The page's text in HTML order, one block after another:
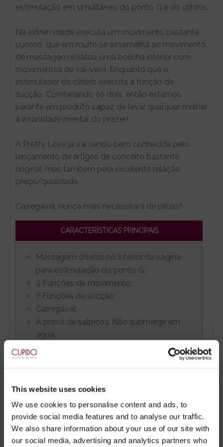
This website uses cookies
We use cookies to personalise content and ads, to
provide social media features and to analyse our traffic.
We also share information about your use of our site with
our social media, advertising and analytics partners who
estimulação em simultâneo do ponto G e do clitóris.
Na extremidade executa um movimento bastante
curioso, que em muito se assemelha ao movimento
de massagem shiatsu, uma bolinha interior com
movimentos de vai-vem. Enquanto que o
estimulador de clitóris executa a função de
sucção. Combinando os dois, então estamos
perante um produto capaz de levar qualquer mulher
à insanidade mental do prazer!
A Pretty Love já vai sendo bem conhecida pelo
lançamento de artigos de conceito bastante
original, mas também pela excelente relação
preço/qualidade.
Carregável, nunca mais necessitará de pilhas!
CARACTERÍSTICAS PRINCIPAIS
Massagem shiatsu no interior da vagina
para estimulação do ponto G;
4 Funções de movimento;
7 Funções de sucção;
Carregável;
À prova de salpicos. Não submergir em
água.
LIMPEZA
após cada utilização, com desinfectante
próprio para brinquedos;
Para limpar o interior do sistema de sucção